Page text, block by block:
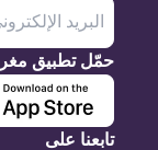
حمّل تطبيق
تابعنا على